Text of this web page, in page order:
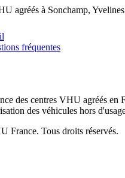
agréés à Sonchamp,
fréquentes
des centres VHU agréés en
des véhicules hors
France. Tous droits réservés.